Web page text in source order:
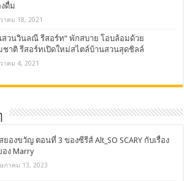
งดื่ม
าคม 18, 2021
สวนวินลณี รีสอร์ท” พักสบาย โอบล้อมด้วย
ชาติ รีสอร์ทเปิดใหม่สไตล์บ้านสวนสุดชิลล์
าคม 4, 2021
ยองขวัญ ตอนที่ 3 ของซีรีส์ Alt_SO SCARY กับเรื่อง
อง Marry
ภาคม 13, 2023